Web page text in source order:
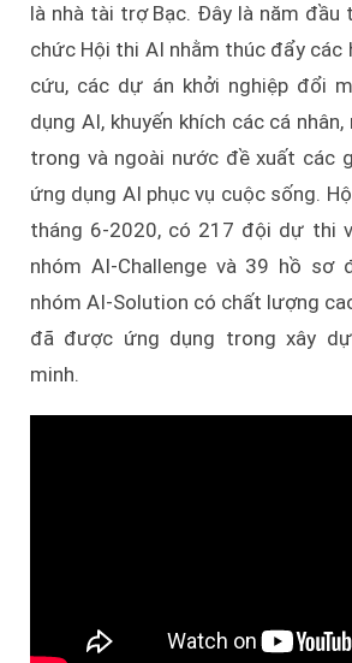
là nhà tài trợ Bạc. Đây là năm đầu
chức Hội thi AI nhằm thúc đẩy các
cứu, các dự án khởi nghiệp đổi
dụng AI, khuyến khích các cá
trong và ngoài nước đề xuất các
ứng dụng AI phục vụ cuộc sống.
tháng 6-2020, có 217 đội dự thi
nhóm AI-Challenge và 39 hồ sơ
nhóm AI-Solution có chất lượng
đã được ứng dụng trong xây
minh.